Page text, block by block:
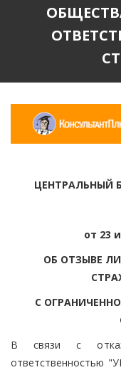
ЦЕНТРАЛЬНЫЙ
от 23
ОБ ОТЗЫВЕ
С
В связи с
ответственностью